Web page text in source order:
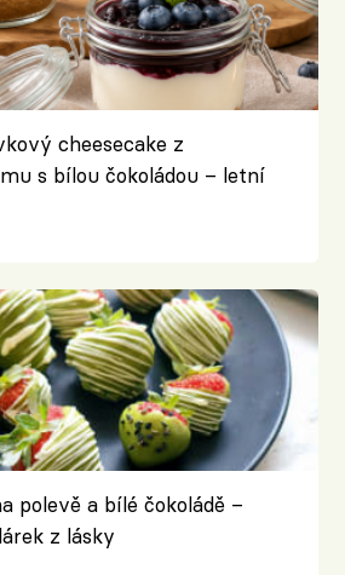
cheesecake z
s bílou čokoládou – letní
polevě a bílé čokoládě –
z lásky